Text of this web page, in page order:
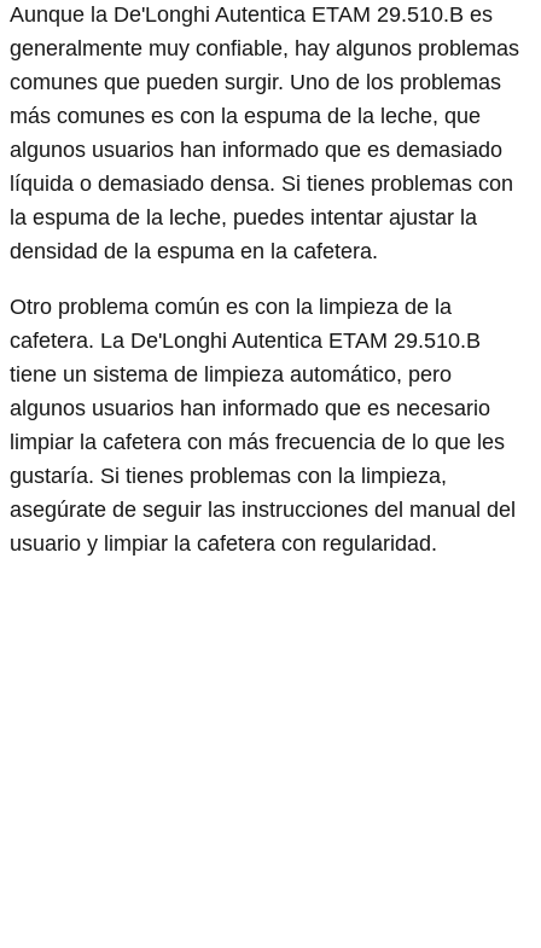
Aunque la De'Longhi Autentica ETAM 29.510.B es
generalmente muy confiable, hay algunos problemas
comunes que pueden surgir. Uno de los problemas
más comunes es con la espuma de la leche, que
algunos usuarios han informado que es demasiado
líquida o demasiado densa. Si tienes problemas con
la espuma de la leche, puedes intentar ajustar la
densidad de la espuma en la cafetera.
Otro problema común es con la limpieza de la
cafetera. La De'Longhi Autentica ETAM 29.510.B
tiene un sistema de limpieza automático, pero
algunos usuarios han informado que es necesario
limpiar la cafetera con más frecuencia de lo que les
gustaría. Si tienes problemas con la limpieza,
asegúrate de seguir las instrucciones del manual del
usuario y limpiar la cafetera con regularidad.